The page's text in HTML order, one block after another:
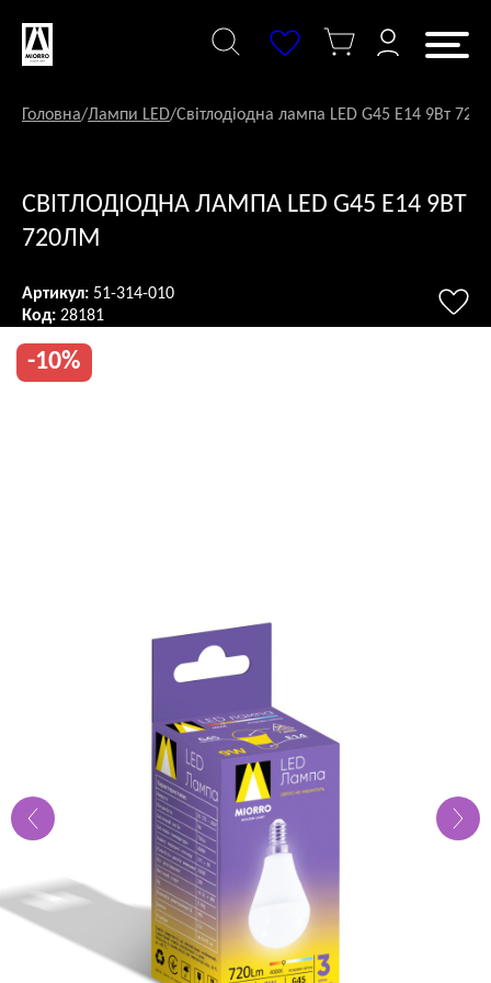
змісту
Головна/Лампи LED/Світлодіодна лампа LED G45 E14 9Вт
СВІТЛОДІОДНА ЛАМПА LED G45 E14 9ВТ
720ЛМ
Артикул: 51-314-010
Код: 28181
-10%